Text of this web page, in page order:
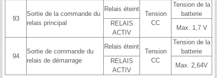
93
Sortie de la commande du
relais principal
Relais éteint
Tension
CC
Tension de la
batterie
RELAIS
ACTIV
Max. 1,7 V
94
Sortie de commande du
relais de démarrage
Relais éteint
Tension
CC
Tension de la
batterie
RELAIS
ACTIV
Max. 2,64V